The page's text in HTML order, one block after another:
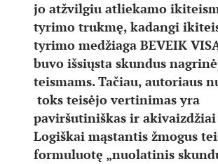
jo atžvilgiu atliekamo
tyrimo trukmę, kadangi
tyrimo medžiaga BEVEIK
buvo išsiųsta skundus
teismams. Tačiau, autoriaus
toks teisėjo vertinimas yra
paviršutiniškas ir akivaizdžiai
Logiškai mąstantis žmogus
formuluotę „nuolatinis